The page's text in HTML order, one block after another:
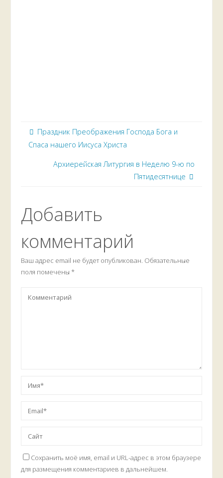
Праздник Преображения Господа Бога и
Спаса нашего Иисуса Христа
Архиерейская Литургия в Неделю 9-ю по
Пятидесятнице
Добавить
комментарий
Ваш адрес email не будет опубликован. Обязательные
поля помечены*
Сохранить моё имя, email и URL-адрес в этом браузере
для размещения комментариев в дальнейшем.